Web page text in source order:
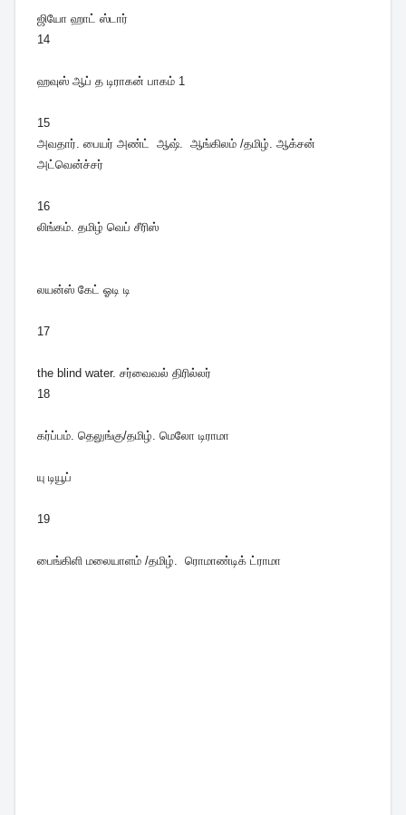
ஜியோ ஹாட் ஸ்டார்
14
ஹவுஸ் ஆப் த டிராகன் பாகம் 1
15
அவதார். பையர் அண்ட் ஆஷ். ஆங்கிலம் /தமிழ். ஆக்சன்
அட்வென்ச்சர்
16
லிங்கம். தமிழ் வெப் சீரிஸ்
லயன்ஸ் கேட் ஓடி டி
17
the blind water. சர்வைவல் திரில்லர்
18
கர்ப்பம். தெலுங்கு/தமிழ். மெலோ டிராமா
யு டியூப்
19
பைங்கிளி மலையாளம் /தமிழ். ரொமாண்டிக் ட்ராமா